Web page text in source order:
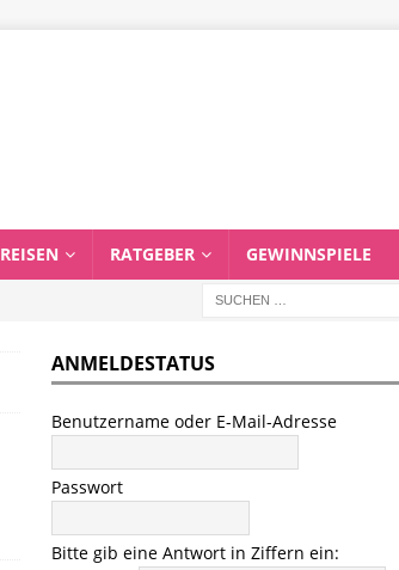
REISEN RATGEBER GEWINNSPIELE
ANMELDESTATUS
Benutzername oder E-Mail-Adresse
Passwort
Bitte gib eine Antwort in Ziffern ein: